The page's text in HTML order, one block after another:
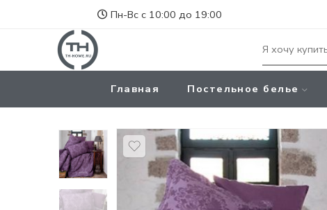
Пн-Вс с 10:00 до 19:00
Главная Постельное белье